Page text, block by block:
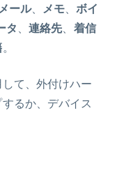
ール、 メモ 、ボイ
タ 、連絡先、 着信
。
して、外付けハー
るか、デバイス